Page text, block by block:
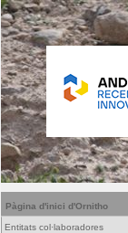
Pàgina d'inici d'Ornitho
Entitats col·laboradores